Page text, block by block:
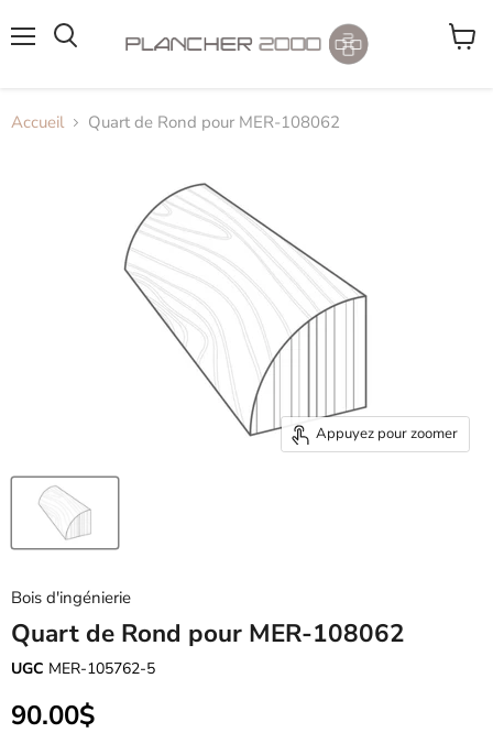
Accueil Quart de Rond pour MER-108062
Appuyez pour zoomer
Bois d'ingénierie
Quart de Rond pour MER-108062
UGC MER-105762-5
Prix actuel
90.00$